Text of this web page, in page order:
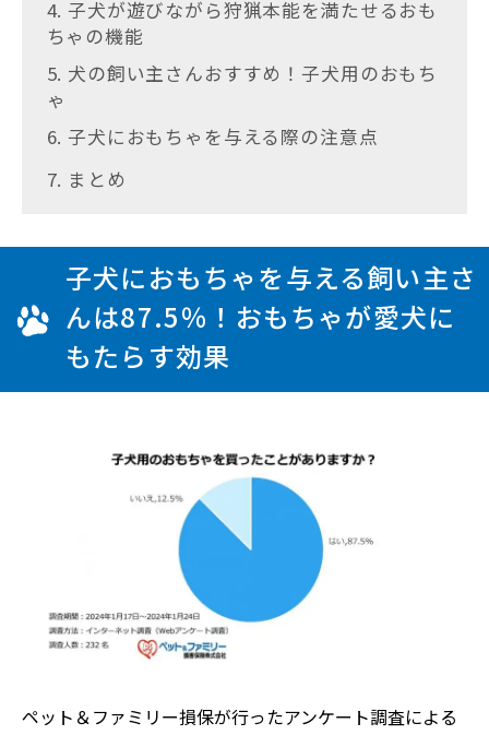
4. 子犬が遊びながら狩猟本能を満たせるおも
ちゃの機能
5. 犬の飼い主さんおすすめ！子犬用のおもち
ゃ
6. 子犬におもちゃを与える際の注意点
7. まとめ
子犬におもちゃを与える飼い主さ
んは87.5％！おもちゃが愛犬に
もたらす効果
ペット＆ファミリー損保が行ったアンケート調査による